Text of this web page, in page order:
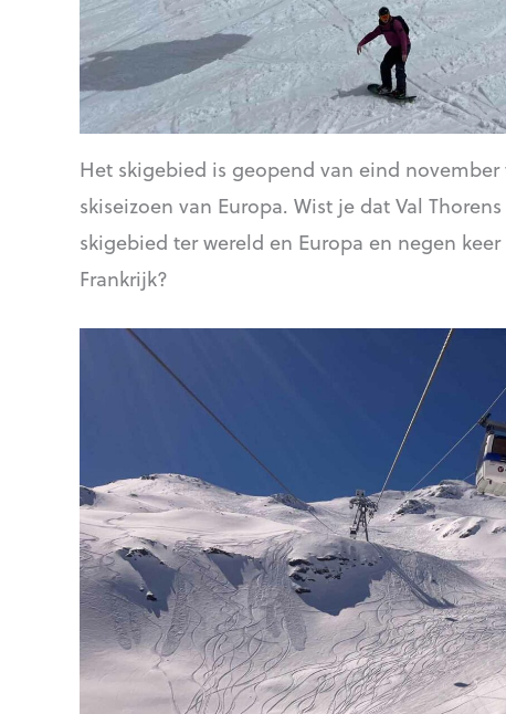
Het skigebied is geopend van eind
skiseizoen van Europa. Wist je dat Val
skigebied ter wereld en Europa en negen
Frankrijk?